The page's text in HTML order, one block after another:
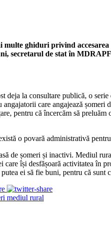
ghiduri privind
secretarul de stat în
deja la consultare publică, o
care angajează
pentru că încercăm să
o povară administrativă
de șomeri și inactivi. Mediul
își desfășoară activitatea
ei să fie buni, pentru că sunt
mediul rural